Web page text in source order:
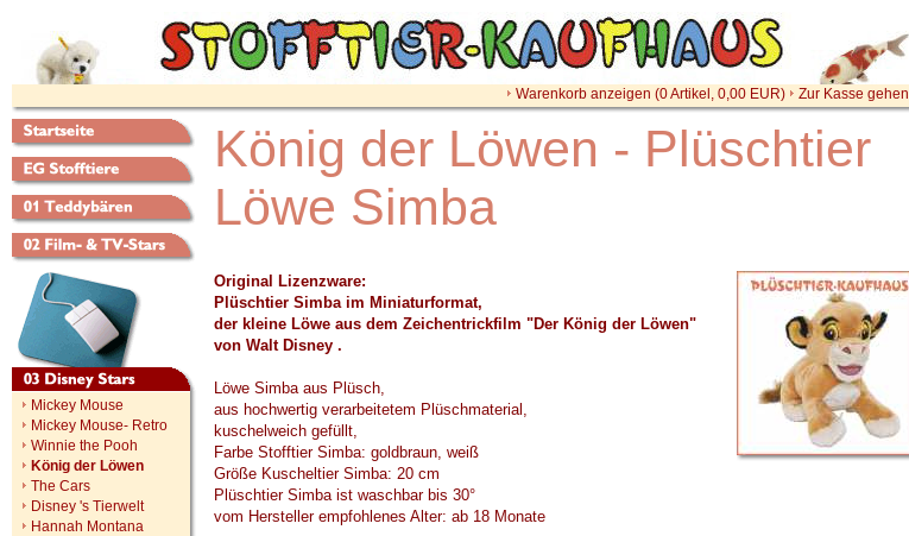
Warenkorb anzeigen (0Artikel, 0,00 EUR) Zur Kasse gehen
Mickey Mouse
Mickey Mouse- Retro
Winnie the Pooh
König der Löwen
The Cars
Disney 's Tierwelt
Hannah Montana
König der Löwen - Plüschtier
Löwe Simba
Original Lizenzware:
Plüschtier Simba im Miniaturformat,
der kleine Löwe aus dem Zeichentrickfilm "Der König der Löwen"
von Walt Disney .
Löwe Simba aus Plüsch,
aus hochwertig verarbeitetem Plüschmaterial,
kuschelweich gefüllt,
Farbe Stofftier Simba: goldbraun, weiß
Größe Kuscheltier Simba: 20 cm
Plüschtier Simba ist waschbar bis 30°
vom Hersteller empfohlenes Alter: ab 18 Monate